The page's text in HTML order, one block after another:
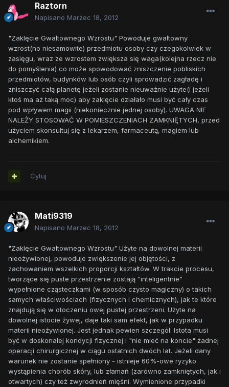
Raztorn
Napisano Marzec 18, 2012
"Zaklęcie Gwałtownego Wzrostu" Powoduje gwałtowny
wzrost(no niesamowite) przedmiotu osoby czy czegokolwiek w
zasięgu, wraz ze wzrostem zwiększa się waga(kolejna rzecz nie
do pomyślenia) co może spowodować zniszczenie pobliskich
przedmiotów, budynków lub osób czyli sprowadzić zagładę i
zniszczyć całą planetę jeżeli zostanie nieuważnie użyte(i jeżeli
ktoś ma aż taką moc) aby zaklęcie działało musi być cały czas
pod wpływem magii (niekoniecznie jednej osoby). UWAGA NIE
NALEŻY STOSOWAĆ W POMIESZCZENIACH ZAMKNIĘTYCH, przed
użyciem skonsultuj się z lekarzem, farmaceutą, magiem lub
alchemikiem.
Cytuj
Mati9319
Napisano Marzec 18, 2012
"Zaklęcie Gwałtownego Wzrostu" Użyte na dowolnej materii
nieożywionej, powoduje zwiększenie jej objętości, z
zachowaniem wszelkich proporcji kształtów. W trakcie procesu,
tworzące się puste przestrzenie zostają "inteligentnie"
wypełnione cząsteczkami (w sposób czysto magiczny) o takich
samych właściwościach (fizycznych i chemicznych), jak te które
znajdują się w otoczeniu owej pustej przestrzeni. Użyte na
dowolnej istocie żywej, daje taki sam efekt, jak w przypadku
materii nieożywionej. Jest jednak pewien szczegół. Istota musi
być w doskonałej kondycji fizycznej i "nie mieć na koncie" żadnej
operacji chirurgicznej w ciągu ostatnich dwóch lat. Jeżeli dany
warunek nie zostanie spełniony - istnieje 60%-owe ryzyko
wystąpienia chorób skóry, lub złamań (zarówno zamkniętych, jak i
otwartych) czy też zwyrodnień mięśni. Wymienione przypadki